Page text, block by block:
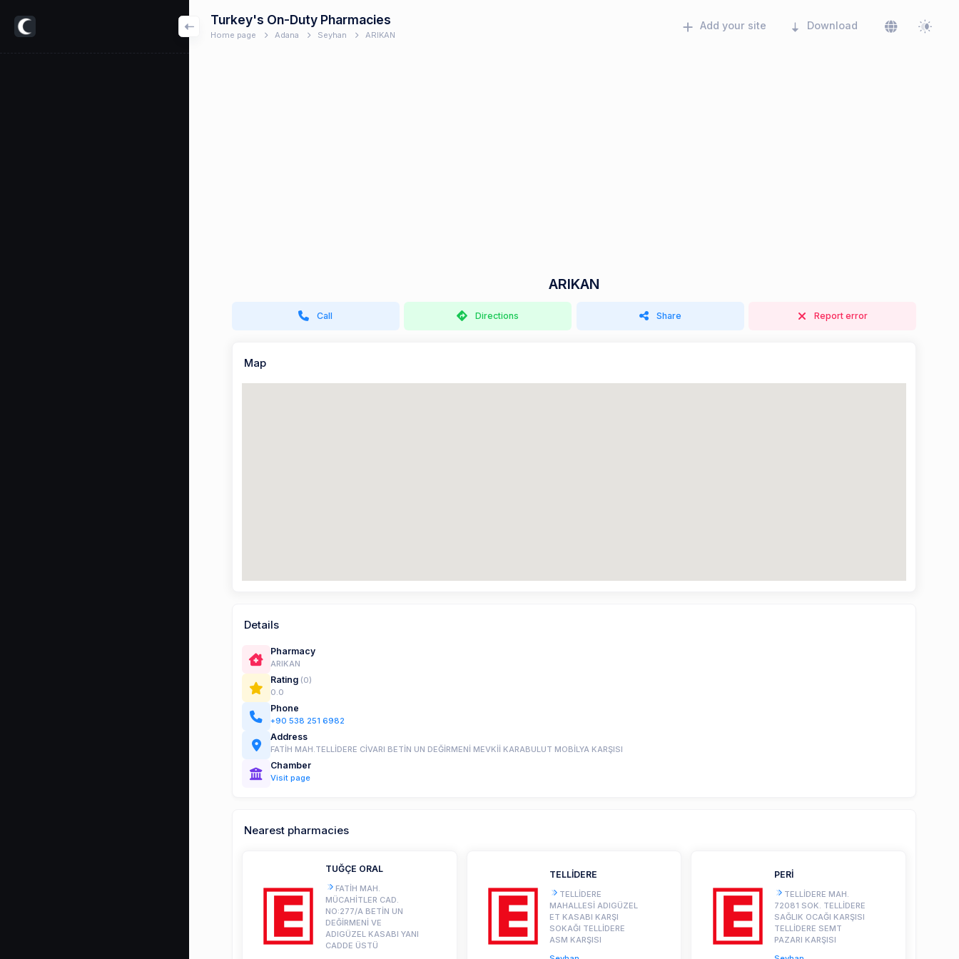
Turkey's On-Duty Pharmacies
Home page Adana Seyhan ARIKAN
Add your site Download
ARIKAN
Call Directions Share Report error
Map
Details
Pharmacy
ARIKAN
Rating (0)
0.0
Phone
+90 538 251 6982
Address
FATİH MAH.TELLİDERE CİVARI BETİN UN DEĞİRMENİ MEVKİİ KARABULUT MOBİLYA KARŞISI
Chamber
Visit page
Nearest pharmacies
TUĞÇE ORAL
FATİH MAH.
MÜCAHİTLER CAD.
NO:277/A BETİN UN
DEĞİRMENİ VE
ADIGÜZEL KASABI YANI
CADDE ÜSTÜ
TELLİDERE
TELLİDERE
MAHALLESİ ADIGÜZEL
ET KASABI KARŞI
SOKAĞI TELLİDERE
ASM KARŞISI
PERİ
TELLİDERE MAH.
72081 SOK. TELLİDERE
SAĞLIK OCAĞI KARŞISI
TELLİDERE SEMT
PAZARI KARŞISI